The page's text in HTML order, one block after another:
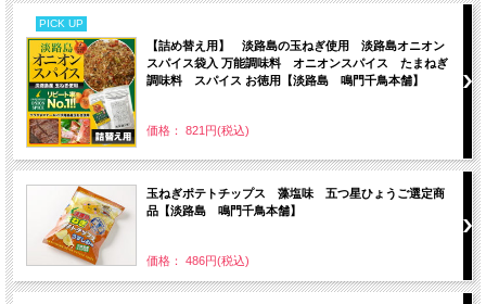
PICK UP
【詰め替え用】 淡路島の玉ねぎ使用 淡路島オニオン
スパイス袋入 万能調味料 オニオンスパイス たまねぎ
調味料 スパイス お徳用【淡路島 鳴門千鳥本舗】
価格： 821円(税込)
玉ねぎポテトチップス 藻塩味 五つ星ひょうご選定商
品【淡路島 鳴門千鳥本舗】
価格： 486円(税込)